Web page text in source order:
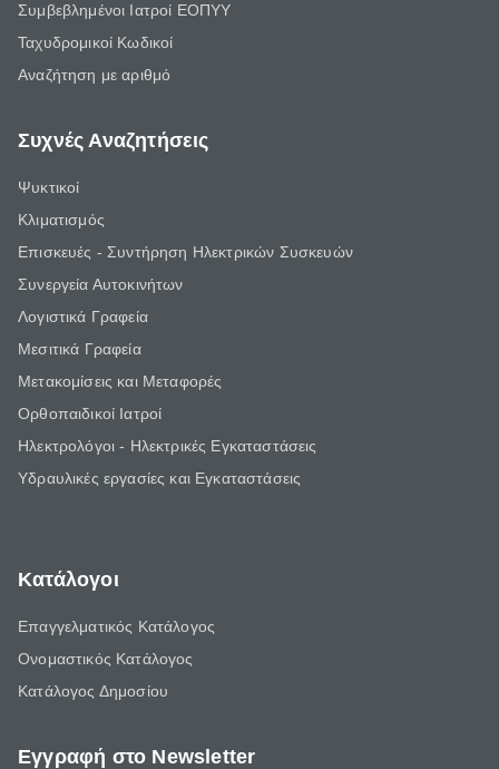
Συμβεβλημένοι Ιατροί ΕΟΠΥΥ
Ταχυδρομικοί Κωδικοί
Αναζήτηση με αριθμό
Συχνές Αναζητήσεις
Ψυκτικοί
Κλιματισμός
Επισκευές - Συντήρηση Ηλεκτρικών Συσκευών
Συνεργεία Αυτοκινήτων
Λογιστικά Γραφεία
Μεσιτικά Γραφεία
Μετακομίσεις και Μεταφορές
Ορθοπαιδικοί Ιατροί
Ηλεκτρολόγοι - Ηλεκτρικές Εγκαταστάσεις
Υδραυλικές εργασίες και Εγκαταστάσεις
Κατάλογοι
Επαγγελματικός Κατάλογος
Ονομαστικός Κατάλογος
Κατάλογος Δημοσίου
Εγγραφή στο Newsletter